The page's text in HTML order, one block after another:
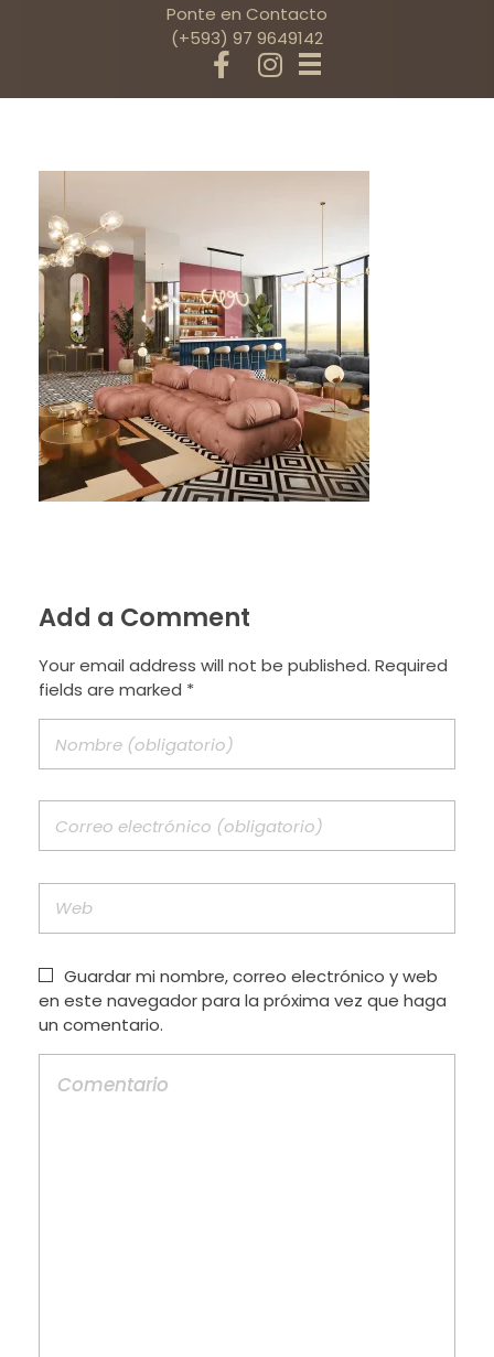
Ponte en Contacto
(+593) 97 9649142
Add a Comment
Your email address will not be published. Required
fields are marked *
Guardar mi nombre, correo electrónico y web
en este navegador para la próxima vez que haga
un comentario.